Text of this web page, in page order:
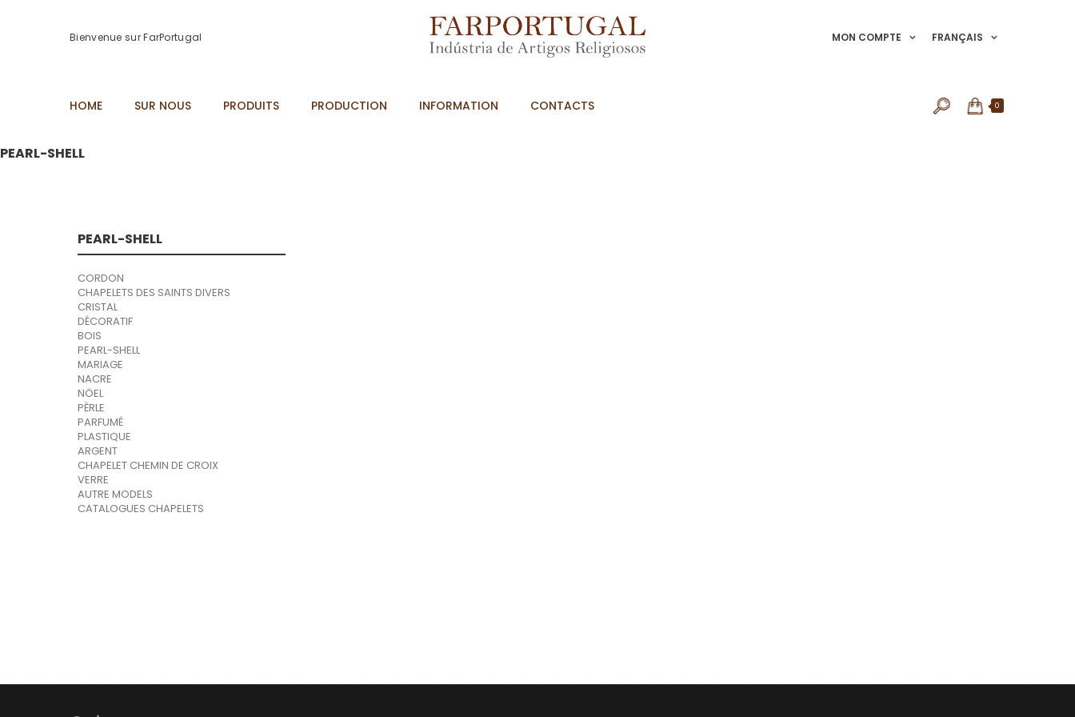
FRANÇAIS
Bienvenue sur FarPortugal MON COMPTE
HOME SUR NOUS PRODUITS PRODUCTION INFORMATION CONTACTS 0
PEARL-SHELL
PEARL-SHELL
CORDON
CHAPELETS DES SAINTS DIVERS
CRISTAL
DÉCORATIF
BOIS
PEARL-SHELL
MARIAGE
NACRE
NÖEL
PÈRLE
PARFUMÉ
PLASTIQUE
ARGENT
CHAPELET CHEMIN DE CROIX
VERRE
AUTRE MODELS
CATALOGUES CHAPELETS